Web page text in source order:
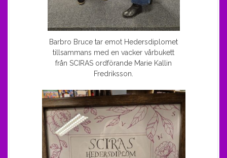
Barbro Bruce tar emot Hedersdiplomet
tillsammans med en vacker vårbukett
från SCIRAS ordförande Marie Kallin
Fredriksson.